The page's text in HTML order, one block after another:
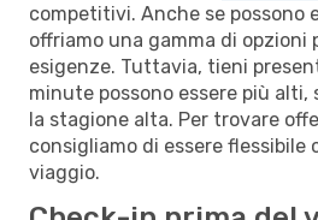
competitivi. Anche se possono
offriamo una gamma di opzioni
esigenze. Tuttavia, tieni
minute possono essere più
la stagione alta. Per trovare
consigliamo di essere flessibile
viaggio.